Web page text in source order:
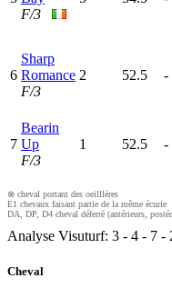
F/3
6
Sharp
Romance
F/3
2 52.5 -
7
Bearin
Up
F/3
1 52.5 -
⊗ cheval portant des oeilllères
E1 chevaux faisant partie de la même écurie
DA, DP, D4 cheval déferré (antérieurs,
Analyse Visuturf: 3 - 4 - 7 -
Cheval